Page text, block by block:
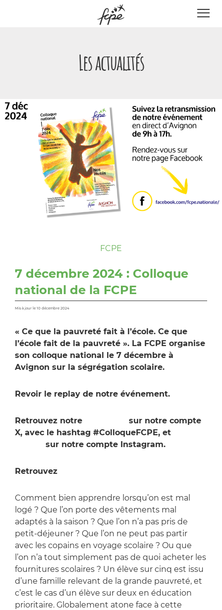
Les actualités
FCPE
7 décembre 2024 : Colloque
national de la FCPE
Mis à jour le 10 décembre 2024
« Ce que la pauvreté fait à l’école. Ce que
l’école fait de la pauvreté ». La FCPE organise
son colloque national le 7 décembre à
Avignon sur la ségrégation scolaire.
Revoir le replay de notre événement.
Retrouvez notre
sur notre compte
X, avec le hashtag #ColloqueFCPE, et
sur notre compte Instagram.
Retrouvez
Comment bien apprendre lorsqu’on est mal
logé ? Que l’on porte des vêtements mal
adaptés à la saison ? Que l’on n’a pas pris de
petit-déjeuner ? Que l’on ne peut pas partir
avec les copains en voyage scolaire ? Ou que
l’on n’a tout simplement pas de quoi acheter les
fournitures scolaires ? Un élève sur cinq est issu
d’une famille relevant de la grande pauvreté, et
c’est le cas d’un élève sur deux en éducation
prioritaire. Globalement atone face à cette
Panneau de gestion des cookies